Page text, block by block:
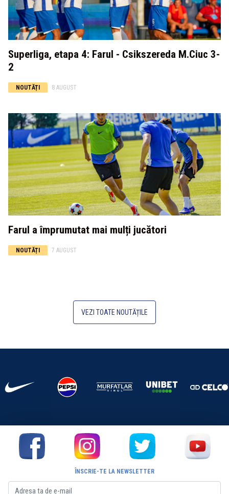
Superliga, etapa 4: Farul - Csikszereda M.Ciuc 3-
2
NOUTĂȚI 8 AUGUST
Farul a împrumutat mai mulți jucători
NOUTĂȚI 7 AUGUST
VEZI TOATE NOUTĂȚILE
ÎNSCRIE-TE LA NEWSLETTER